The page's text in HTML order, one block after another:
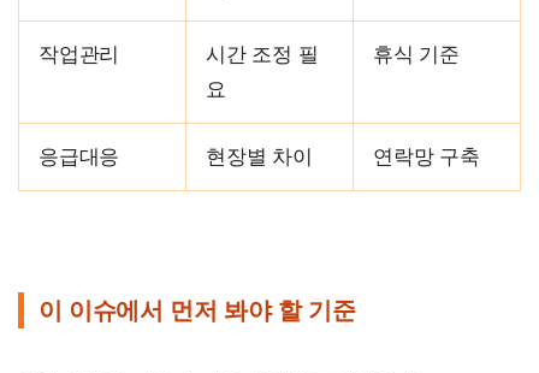
작업관리
시간 조정 필
요
휴식 기준
응급대응 현장별 차이 연락망 구축
이 이슈에서 먼저 봐야 할 기준